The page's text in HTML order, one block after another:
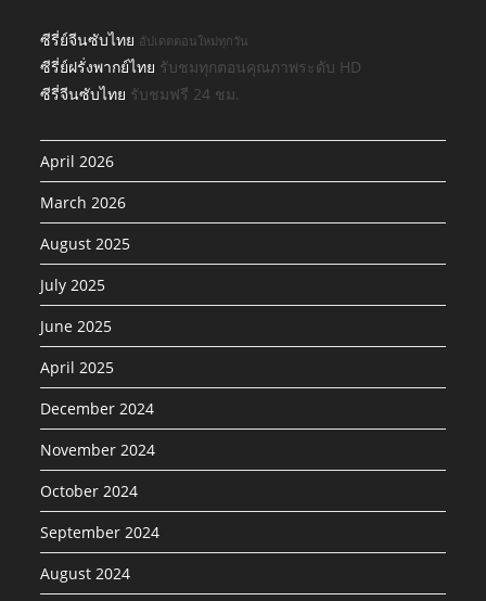
ซีรี่ย์จีนซับไทย อัปเดตตอนใหม่ทุกวัน
ซีรี่ย์ฝรั่งพากย์ไทย รับชมทุกตอนคุณภาพระดับ HD
ซีรี่จีนซับไทย รับชมฟรี 24 ชม.
April 2026
March 2026
August 2025
July 2025
June 2025
April 2025
December 2024
November 2024
October 2024
September 2024
August 2024